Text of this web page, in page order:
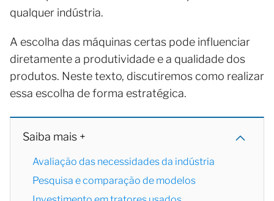
qualquer indústria.
A escolha das máquinas certas pode influenciar
diretamente a produtividade e a qualidade dos
produtos. Neste texto, discutiremos como realizar
essa escolha de forma estratégica.
Saiba mais +
Avaliação das necessidades da indústria
Pesquisa e comparação de modelos